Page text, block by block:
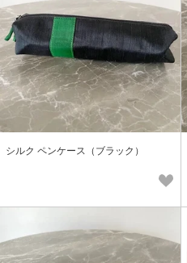
シルク ペンケース（ブラック）